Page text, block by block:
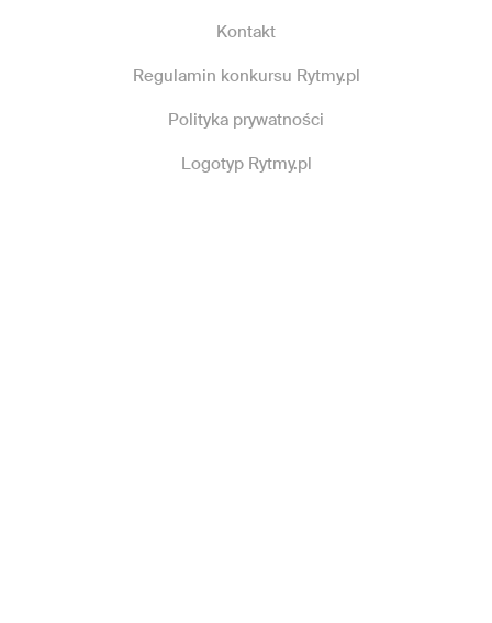
Kontakt
Regulamin konkursu Rytmy.pl
Polityka prywatności
Logotyp Rytmy.pl